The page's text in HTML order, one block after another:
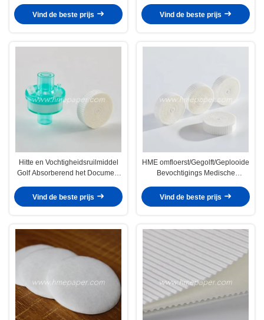
Vind de beste prijs
Wegwerpproduct
Vind de beste prijs
Hitte en Vochtigheidsruilmiddel
Golf Absorberend het Document
AdemhalingsFiltreerpapier
broodje
Vind de beste prijs
HME omfloerst/Gegolft/Geplooide
Bevochtigings Medische
Vind de beste prijs